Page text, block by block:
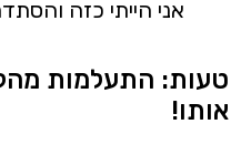
אני הייתי כזה
טעות: התעלמות
אותו!